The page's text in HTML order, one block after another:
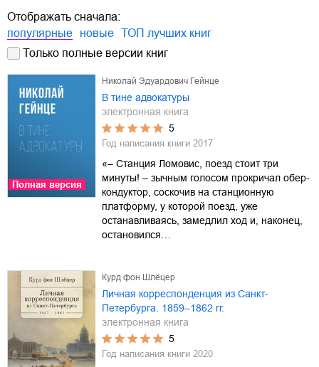
Отображать сначала:
популярные
новые ТОП лучших книг
Только полные версии книг
Полная версия
Николай Эдуардович Гейнце
В тине адвокатуры
электронная книга
5
Год написания книги 2017
«– Станция Ломовис, поезд стоит три
минуты! – зычным голосом прокричал обер-
кондуктор, соскочив на станционную
платформу, у которой поезд, уже
останавливаясь, замедлил ход и, наконец,
остановился…
Курд фон Шлёцер
Личная корреспонденция из Санкт-
Петербурга. 1859–1862 гг.
электронная книга
5
Год написания книги 2020